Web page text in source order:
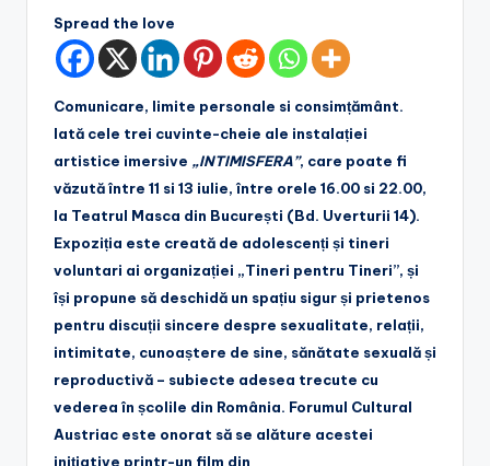
Spread the love
Comunicare, limite personale si consimțământ.
Iată cele trei cuvinte-cheie ale instalației
artistice imersive „INTIMISFERA”, care poate fi
văzută între 11 si 13 iulie, între orele 16.00 si 22.00,
la Teatrul Masca din București (Bd. Uverturii 14).
Expoziția este creată de adolescenți și tineri
voluntari ai organizației „Tineri pentru Tineri”, și
își propune să deschidă un spațiu sigur și prietenos
pentru discuții sincere despre sexualitate, relații,
intimitate, cunoaștere de sine, sănătate sexuală și
reproductivă – subiecte adesea trecute cu
vederea în școlile din România. Forumul Cultural
Austriac este onorat să se alăture acestei
inițiative printr-un film din